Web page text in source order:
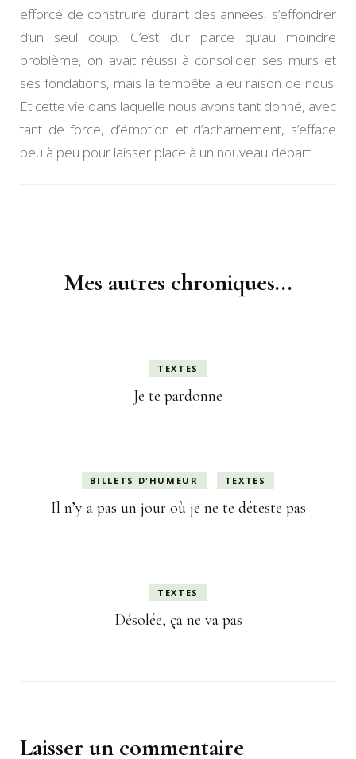
efforcé de construire durant des années, s’effondrer
d’un seul coup. C’est dur parce qu’au moindre
problème, on avait réussi à consolider ses murs et
ses fondations, mais la tempête a eu raison de nous.
Et cette vie dans laquelle nous avons tant donné, avec
tant de force, d’émotion et d’acharnement, s’efface
peu à peu pour laisser place à un nouveau départ.
Mes autres chroniques...
TEXTES
Je te pardonne
BILLETS D'HUMEUR TEXTES
Il n’y a pas un jour où je ne te déteste pas
TEXTES
Désolée, ça ne va pas
Laisser un commentaire